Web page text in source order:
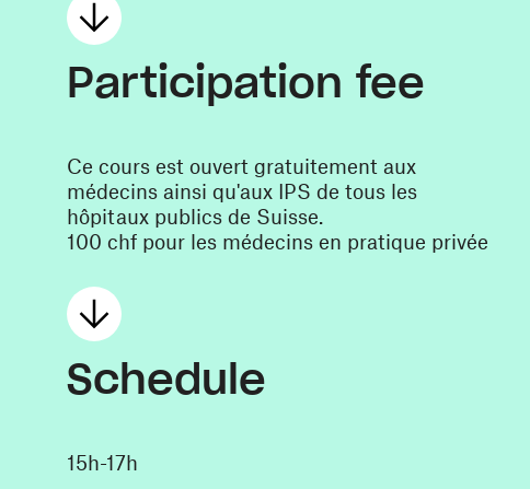
Participation fee
Ce cours est ouvert gratuitement aux
médecins ainsi qu'aux IPS de tous les
hôpitaux publics de Suisse.
100 chf pour les médecins en pratique privée
Schedule
15h-17h